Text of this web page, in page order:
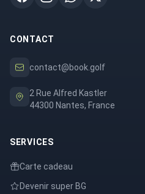
CONTACT
contact@book.golf
2 Rue Alfred Kastler
44300 Nantes, France
SERVICES
Carte cadeau
Devenir super BG